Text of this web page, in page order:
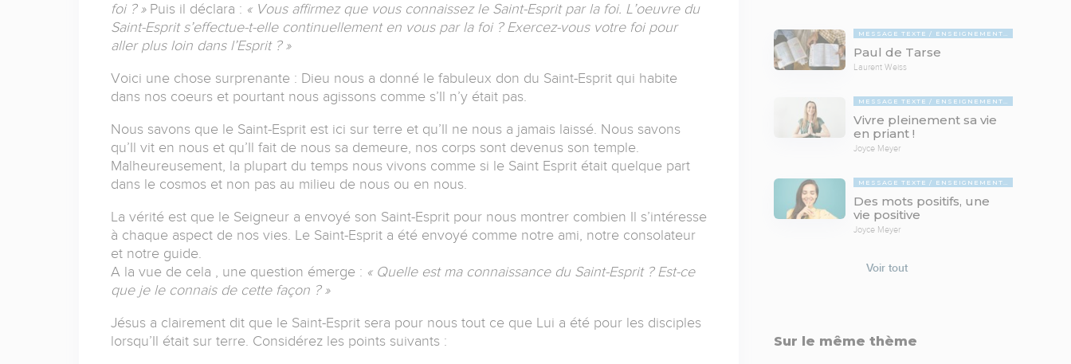
foi ? »Puis il déclara : « Vous affirmez que vous connaissez le Saint-Esprit par la foi. L’oeuvre du
Saint-Esprit s’effectue-t-elle continuellement en vous par la foi ? Exercez-vous votre foi pour
aller plus loin dans l’Esprit ? »
Voici une chose surprenante : Dieu nous a donné le fabuleux don du Saint-Esprit qui habite
dans nos coeurs et pourtant nous agissons comme s’Il n’y était pas.
Nous savons que le Saint-Esprit est ici sur terre et qu’Il ne nous a jamais laissé. Nous savons
qu’Il vit en nous et qu’Il fait de nous sa demeure, nos corps sont devenus son temple.
Malheureusement, la plupart du temps nous vivons comme si le Saint Esprit était quelque part
dans le cosmos et non pas au milieu de nous ou en nous.
La vérité est que le Seigneur a envoyé son Saint-Esprit pour nous montrer combien Il s’intéresse
à chaque aspect de nos vies. Le Saint-Esprit a été envoyé comme notre ami, notre consolateur
et notre guide.
A la vue de cela , une question émerge : « Quelle est ma connaissance du Saint-Esprit ? Est-ce
que je le connais de cette façon ? »
Jésus a clairement dit que le Saint-Esprit sera pour nous tout ce que Lui a été pour les disciples
lorsqu’Il était sur terre. Considérez les points suivants :
MESSAGE TEXTE ENSEIGNEMENTS BIBLIQUES
Paul de Tarse
Laurent Weiss
MESSAGE TEXTE ENSEIGNEMENTS BIBLIQUES
Vivre pleinement sa vie
en priant !
Joyce Meyer
MESSAGE TEXTE ENSEIGNEMENTS BIBLIQUES
Des mots positifs, une
vie positive
Joyce Meyer
Voir tout
Sur le même thème